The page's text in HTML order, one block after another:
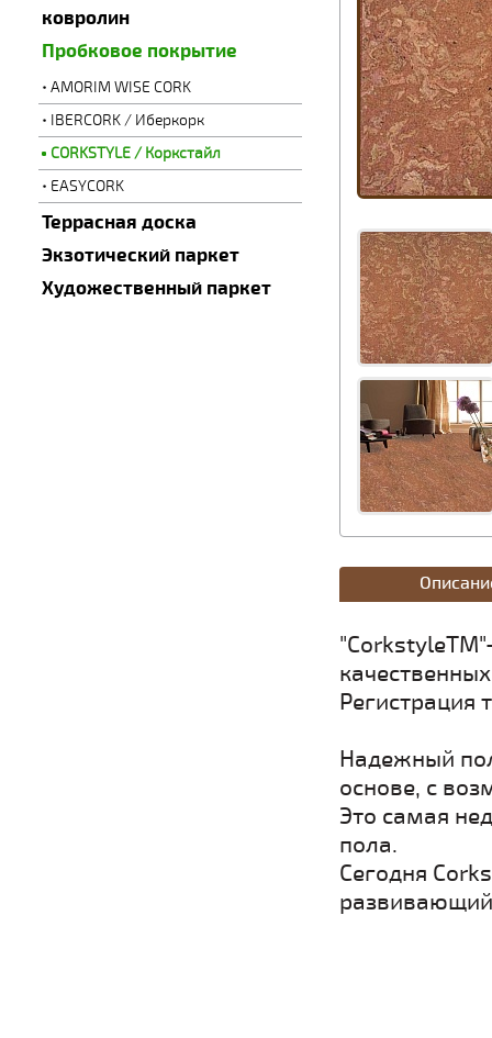
ковролин
Пробковое покрытие
AMORIM WISE CORK
IBERCORK / Иберкорк
CORKSTYLE / Коркстайл
EASYCORK
Террасная доска
Экзотический паркет
Художественный паркет
Регистрация
Надежный
основе, с
Это самая
пола.
Сегодня